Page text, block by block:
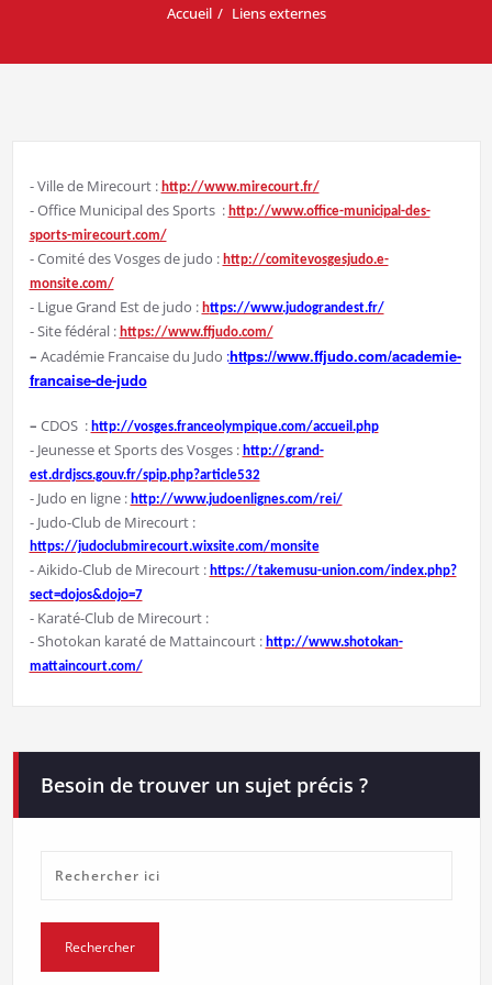
Accueil Liens externes
⁃ Ville de Mirecourt : http://www.mirecourt.fr/
⁃ Office Municipal des Sports : http://www.office-municipal-des-
sports-mirecourt.com/
⁃ Comité des Vosges de judo : http://comitevosgesjudo.e-
monsite.com/
⁃ Ligue Grand Est de judo : https://www.judograndest.fr/
⁃ Site fédéral : https://www.ffjudo.com/
– Académie Francaise du Judo :https://www.ffjudo.com/academie-
francaise-de-judo
– CDOS : http://vosges.franceolympique.com/accueil.php
⁃ Jeunesse et Sports des Vosges : http://grand-
est.drdjscs.gouv.fr/spip.php?article532
⁃ Judo en ligne : http://www.judoenlignes.com/rei/
⁃ Judo-Club de Mirecourt :
https://judoclubmirecourt.wixsite.com/monsite
⁃ Aikido-Club de Mirecourt : https://takemusu-union.com/index.php?
sect=dojos&dojo=7
⁃ Karaté-Club de Mirecourt :
⁃ Shotokan karaté de Mattaincourt : http://www.shotokan-
mattaincourt.com/
Besoin de trouver un sujet précis ?